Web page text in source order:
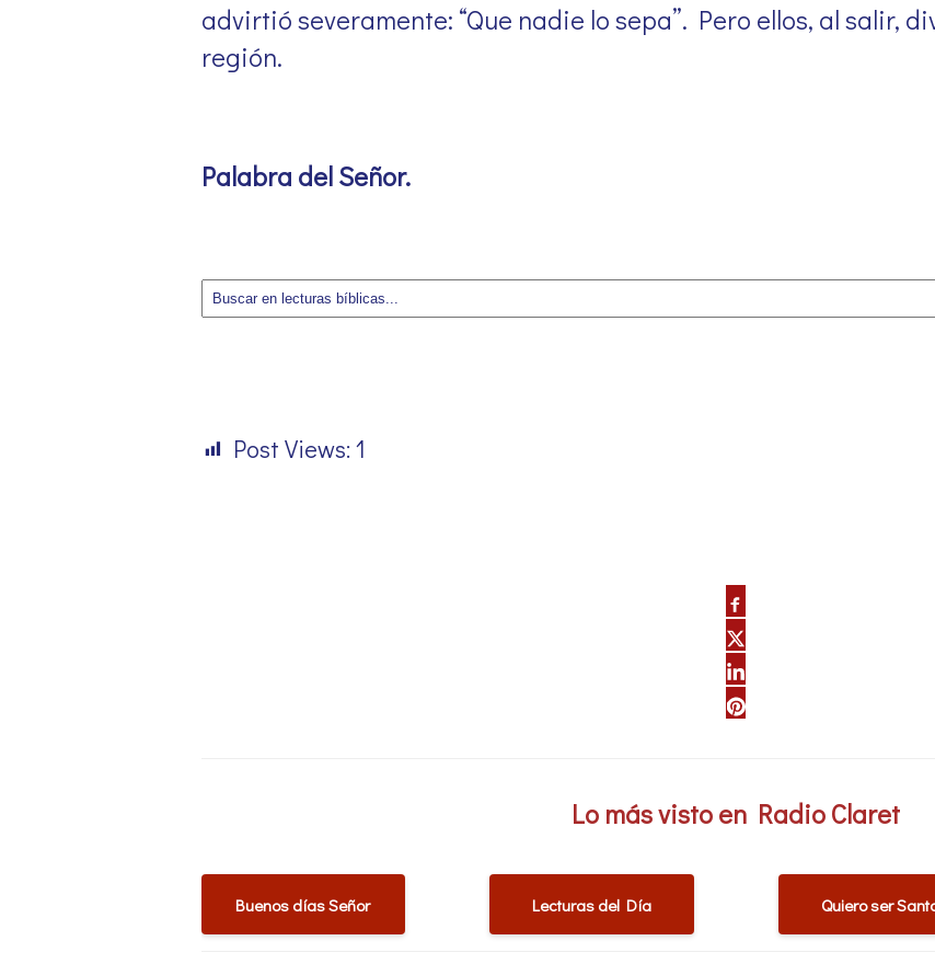
advirtió severamente: “Que nadie lo sepa”. Pero ellos, al salir,
región.
Palabra del Señor.
Post Views: 1
Lo más visto en Radio Claret
Buenos días Señor Lecturas del Día Quiero ser